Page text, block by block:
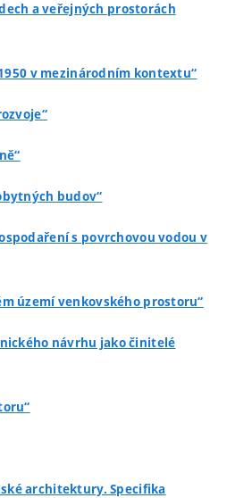
a veřejných prostorách
v mezinárodním kontextu“
budov“
s povrchovou vodou v
území venkovského prostoru“
návrhu jako činitelé
architektury. Specifika